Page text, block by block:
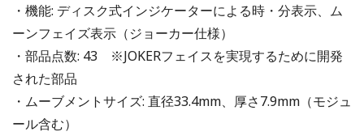
・機能: ディスク式インジケーターによる時・分表示、ム
ーンフェイズ表示（ジョーカー仕様）
・部品点数: 43 ※JOKERフェイスを実現するために開発
された部品
・ムーブメントサイズ: 直径33.4mm、厚さ7.9mm（モジュ
ール含む）